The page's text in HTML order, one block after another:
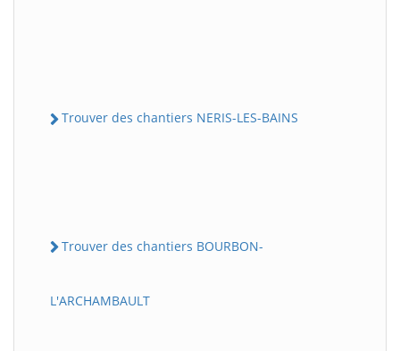
Trouver des chantiers NERIS-LES-BAINS
Trouver des chantiers BOURBON-
L'ARCHAMBAULT